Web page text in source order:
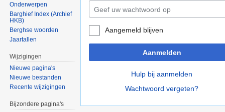
Aangemeld blijven
Aanmelden
Hulp bij aanmelden
Wachtwoord vergeten?
Onderwerpen
Barghief Index (Archief
HKB)
Berghse woorden
Jaartallen
Wijzigingen
Nieuwe pagina's
Nieuwe bestanden
Recente wijzigingen
Bijzondere pagina's